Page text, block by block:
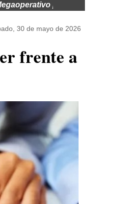
por lavado de activos:
30 de mayo de 2026
frente a